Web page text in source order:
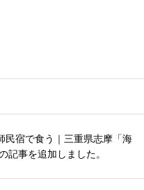
民宿で食う｜三重県志摩「海
記事を追加しました。